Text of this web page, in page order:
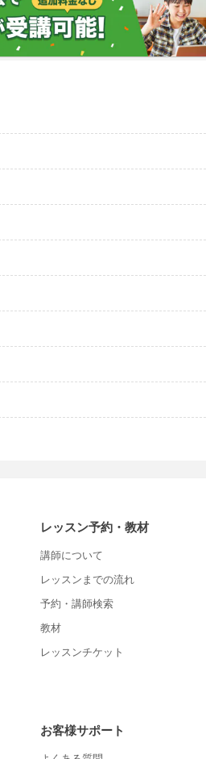
レッスン予約・教材
講師について
レッスンまでの流れ
予約・講師検索
教材
レッスンチケット
お客様サポート